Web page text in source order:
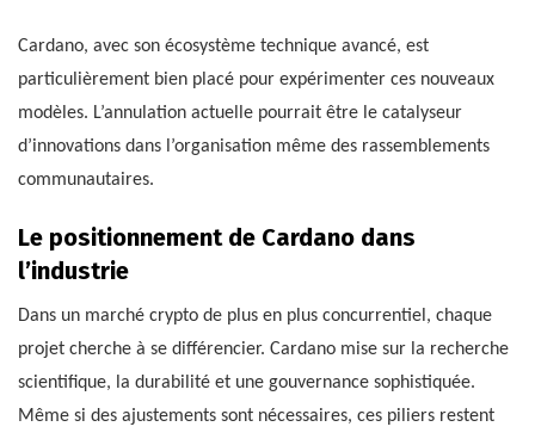
Cardano, avec son écosystème technique avancé, est
particulièrement bien placé pour expérimenter ces nouveaux
modèles. L’annulation actuelle pourrait être le catalyseur
d’innovations dans l’organisation même des rassemblements
communautaires.
Le positionnement de Cardano dans
l’industrie
Dans un marché crypto de plus en plus concurrentiel, chaque
projet cherche à se différencier. Cardano mise sur la recherche
scientifique, la durabilité et une gouvernance sophistiquée.
Même si des ajustements sont nécessaires, ces piliers restent